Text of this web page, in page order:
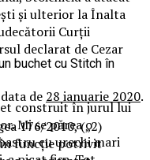
și ulterior la Înalta
Curții
declarat de Cezar
de 28 ianuarie 2020.
176/2010, („2)
funcție potrivit
construit în jurul lui
Mi se părea o
cu urechi mari